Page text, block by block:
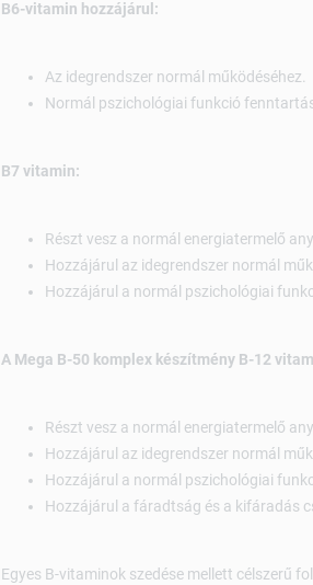
B6-vitamin hozzájárul:
Az idegrendszer normál működéséhez.
Normál pszichológiai funkció
B7 vitamin:
Részt vesz a normál energiatermelő
Hozzájárul az idegrendszer normál
Hozzájárul a normál pszichológiai
A Mega B-50 komplex készítmény B-12
Részt vesz a normál energiatermelő
Hozzájárul az idegrendszer normál
Hozzájárul a normál pszichológiai
Hozzájárul a fáradtság és a kifáradás
Egyes B-vitaminok szedése mellett célszerű